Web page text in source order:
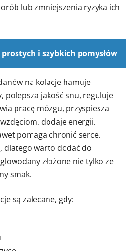
lub zmniejszenia ryzyka ich
i szybkich pomysłów
na kolacje hamuje
polepsza jakość snu, reguluje
pracę mózgu, przyspiesza
dodaje energii,
pomaga chronić serce.
dlatego warto dodać do
złożone nie tylko ze
smak.
są zalecane, gdy: